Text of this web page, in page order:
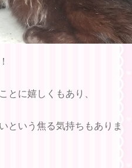
とに嬉しくもあり、
という焦る気持ちもありま